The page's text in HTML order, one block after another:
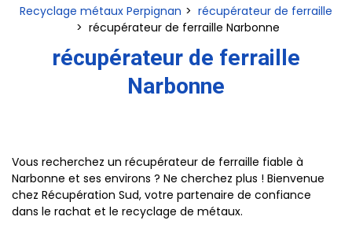
Recyclage métaux Perpignan
récupérateur de ferraille
récupérateur de ferraille Narbonne
récupérateur de ferraille
Narbonne
Vous recherchez un récupérateur de ferraille fiable à
Narbonne et ses environs ? Ne cherchez plus ! Bienvenue
chez Récupération Sud, votre partenaire de confiance
dans le rachat et le recyclage de métaux.